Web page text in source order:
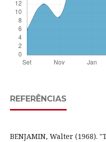
REFERÊNCIAS
BENJAMIN, Walter (1968).